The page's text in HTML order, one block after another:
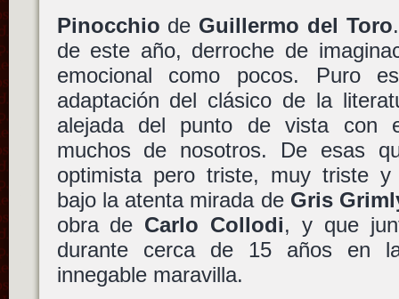
Pinocchio de Guillermo del Toro
de este año, derroche de
emocional como pocos. Puro
adaptación del clásico de la
alejada del punto de vista con
muchos de nosotros. De esas
optimista pero triste, muy triste y
bajo la atenta mirada de Gris
obra de Carlo Collodi, y que
durante cerca de 15 años en
innegable maravilla.